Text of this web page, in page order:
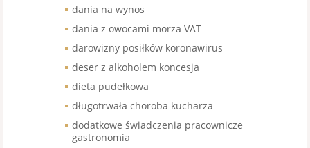
dania na wynos
dania z owocami morza VAT
darowizny posiłków koronawirus
deser z alkoholem koncesja
dieta pudełkowa
długotrwała choroba kucharza
dodatkowe świadczenia pracownicze
gastronomia